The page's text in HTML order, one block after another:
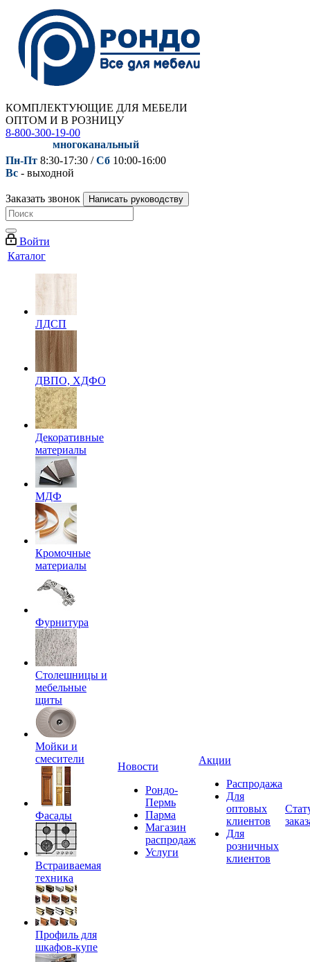
КОМПЛЕКТУЮЩИЕ ДЛЯ МЕБЕЛИ
ОПТОМ И В РОЗНИЦУ
8-800-300-19-00
многоканальный
Пн-Пт 8:30-17:30 /Сб 10:00-16:00
Вс - выходной
Заказать звонок Написать руководству
Войти
Каталог
ЛДСП
ДВПО, ХДФО
Декоративные
материалы
МДФ
Кромочные
материалы
Фурнитура
Столешницы и
мебельные
щиты
Мойки и
смесители
Фасады
Встраиваемая
техника
Профиль для
шкафов-купе
Новости
Рондо-
Пермь
Парма
Магазин
распродаж
Услуги
Акции
Распродажа
Для
оптовых
клиентов
Для
розничных
клиентов